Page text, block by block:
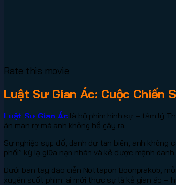
Rate this movie
Luật Sư Gian Ác: Cuộc Chiến
Luật Sư Gian Ác là bộ phim hình sự – tâm lý
án man rợ mà anh không hề gây ra.
Sự nghiệp sụp đổ, danh dự tan biến, anh
phối” kỳ lạ giữa nạn nhân và kẻ được mệnh
Dưới bàn tay đạo diễn Nottapon Boonprakob,
xuyên suốt phim: ai mới thực sự là kẻ gian ác –